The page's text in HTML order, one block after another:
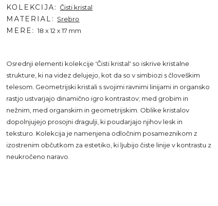
KOLEKCIJA Čisti kristal
MATERIAL Srebro
MERE 18 x 12 x 17 mm
Osrednji elementi kolekcije 'Čisti kristal' so iskrive kristalne
strukture, ki na videz delujejo, kot da so v simbiozi s človeškim
telesom. Geometrijski kristali s svojimi ravnimi linijami in organsko
rastjo ustvarjajo dinamično igro kontrastov; med grobim in
nežnim, med organskim in geometrijskim. Oblike kristalov
dopolnjujejo prosojni dragulji, ki poudarjajo njihov lesk in
teksturo. Kolekcija je namenjena odločnim posameznikom z
izostrenim občutkom za estetiko, ki ljubijo čiste linije v kontrastu z
neukročeno naravo.